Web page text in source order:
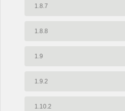
1.8.7
1.8.8
1.9
1.9.2
1.10.2